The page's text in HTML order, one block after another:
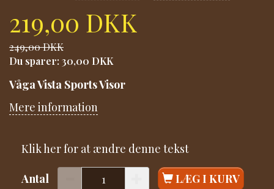
219,00 DKK
249,00 DKK
Du sparer: 30,00 DKK
Våga Vista Sports Visor
Mere information
Klik her for at ændre denne tekst
Antal LÆG I KURV